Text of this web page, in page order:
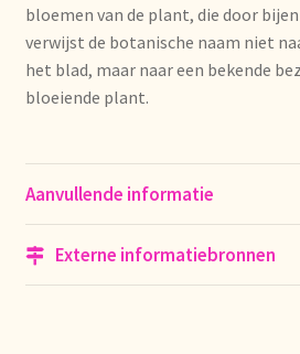
Organic certificates
Our vision on tea
Over ons
bloemen van de plant, die door
verwijst de botanische naam niet
het blad, maar naar een bekende
bloeiende plant.
Aanvullende informatie
Externe informatiebronnen